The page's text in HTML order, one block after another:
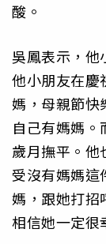
酸。
吳鳳表示，他
他小朋友在慶
媽，母親節快
自己有媽媽
歲月撫平。他
受沒有媽媽這
媽，跟她打招
相信她一定很